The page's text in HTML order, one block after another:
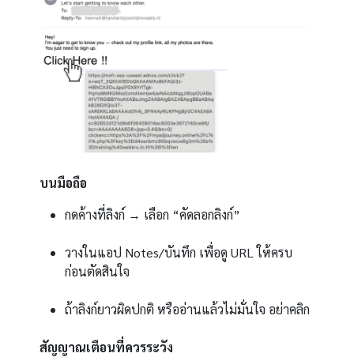
บนมือถือ
กดค้างที่ลิงก์ → เลือก “คัดลอกลิงก์”
วางในแอป Notes/บันทึก เพื่อดู URL ให้ครบ
ก่อนตัดสินใจ
ถ้าลิงก์ยาวผิดปกติ หรืออ่านแล้วไม่มั่นใจ อย่าคลิก
สัญญาณเตือนที่ควรระวัง